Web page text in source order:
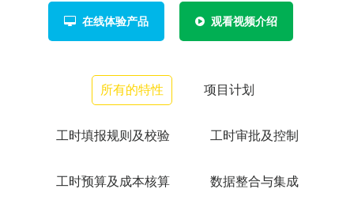
在线体验产品 观看视频介绍
所有的特性 项目计划
工时填报规则及校验 工时审批及控制
工时预算及成本核算 数据整合与集成